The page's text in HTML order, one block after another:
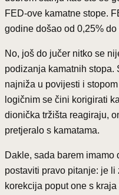
FED-ove kamatne stope.
godine došao od 0,25%
No, još do jučer nitko se
podizanja kamatnih stopa.
najniža u povijesti i
logičnim se čini korigirati
dionička tržišta reagiraju,
pretjeralo s kamatama.
Dakle, sada barem
postaviti pravo pitanje: je
korekcija poput one s